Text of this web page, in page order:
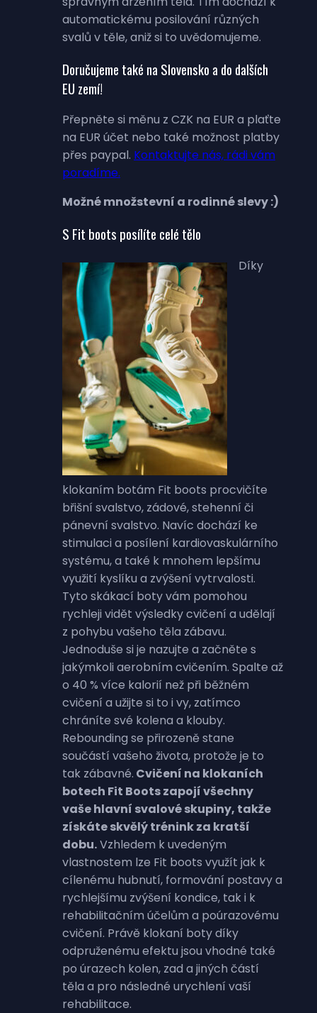
automatickému posilování různých
svalů v těle, aniž si to uvědomujeme.
Doručujeme také na Slovensko a do dalších
EU zemí!
Přepněte si měnu z CZK na EUR a plaťte
na EUR účet nebo také možnost platby
přes paypal. Kontaktujte nás, rádi vám
poradíme.
Možné množstevní a rodinné slevy :)
S Fit boots posílíte celé tělo
Díky
klokaním botám Fit boots procvičíte
břišní svalstvo, zádové, stehenní či
pánevní svalstvo. Navíc dochází ke
stimulaci a posílení kardiovaskulárního
systému, a také k mnohem lepšímu
využití kyslíku a zvýšení vytrvalosti.
Tyto skákací boty vám pomohou
rychleji vidět výsledky cvičení a udělají
z pohybu vašeho těla zábavu.
Jednoduše si je nazujte a začněte s
jakýmkoli aerobním cvičením. Spalte až
o 40 % více kalorií než při běžném
cvičení a užijte si to i vy, zatímco
chráníte své kolena a klouby.
Rebounding se přirozeně stane
součástí vašeho života, protože je to
tak zábavné. Cvičení na klokaních
botech Fit Boots zapojí všechny
vaše hlavní svalové skupiny, takže
získáte skvělý trénink za kratší
dobu.Vzhledem k uvedeným
vlastnostem lze Fit boots využít jak k
cílenému hubnutí, formování postavy a
rychlejšímu zvýšení kondice, tak i k
rehabilitačním účelům a poúrazovému
cvičení. Právě klokaní boty díky
odpruženému efektu jsou vhodné také
po úrazech kolen, zad a jiných částí
těla a pro následné urychlení vaší
rehabilitace.